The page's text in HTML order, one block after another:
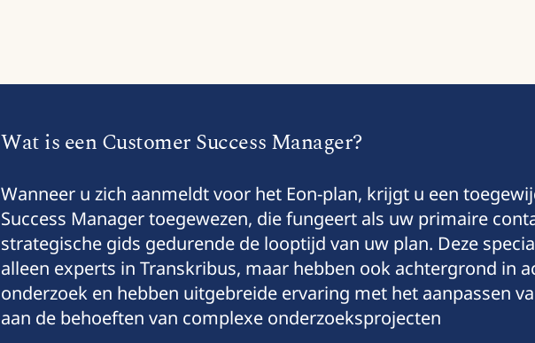
Wat is een Customer Success Manager?
Wanneer u zich aanmeldt voor het Eon-plan, krijgt u een
Success Manager toegewezen, die fungeert als uw primaire
strategische gids gedurende de looptijd van uw plan. Deze
alleen experts in Transkribus, maar hebben ook achtergrond in
onderzoek en hebben uitgebreide ervaring met het aanpassen
aan de behoeften van complexe onderzoeksprojecten